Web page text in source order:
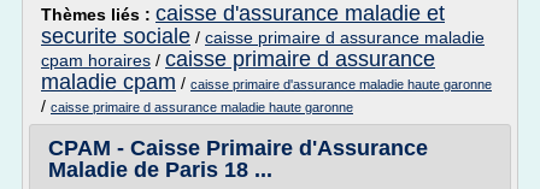
Thèmes liés : caisse d'assurance maladie et
securite sociale / caisse primaire d assurance maladie
cpam horaires / caisse primaire d assurance
maladie cpam / caisse primaire d'assurance maladie haute garonne
/ caisse primaire d assurance maladie haute garonne
CPAM - Caisse Primaire d'Assurance
Maladie de Paris 18 ...